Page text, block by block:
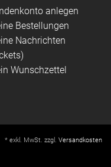
anlegen
Bestellungen
Nachrichten
Wunschzettel
* exkl. MwSt. zzgl. Versandkosten